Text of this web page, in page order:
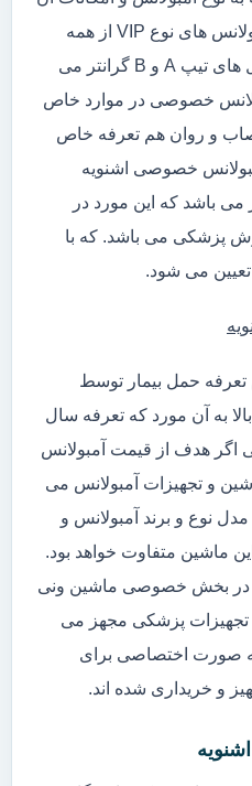
متفاوت خواهد بود معمولا آمبولانس های نوع VIP از همه
مدل ها گرانتر و بعد از آن مدل های تیپ A و B گرانتر می
خصوصی در موارد خاص
و روان هم تعرفه خاص
خصوصی اشنویه
می باشد که این مورد در
پزشکی می باشد. که با
می شود.
تعرفه حمل بیمار توسط
به آن مورد که تعرفه سال
اگر هدف از قیمت آمبولانس
و تجهیزات آمبولانس می
نوع و برند آمبولانس و
ماشین متفاوت خواهد بود.
در بخش خصوصی ماشین ونی
پزشکی مجهز می
صورت اختصاصی برای
و خریداری شده اند.